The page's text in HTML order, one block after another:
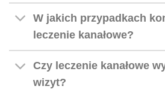
W jakich przypadkach
leczenie kanałowe?
Czy leczenie kanałowe
wizyt?